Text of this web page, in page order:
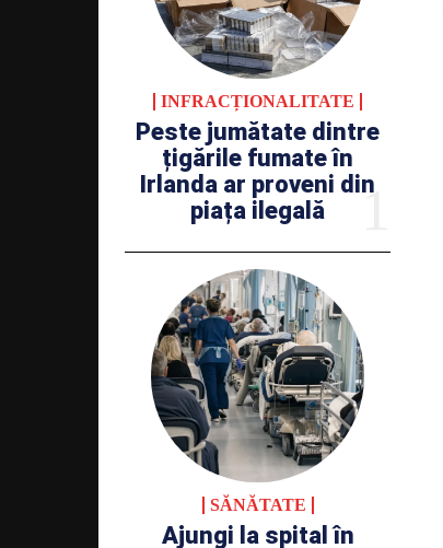
INFRACȚIONALITATE
Peste jumătate dintre
țigările fumate în
Irlanda ar proveni din
piața ilegală
SĂNĂTATE
Ajungi la spital în